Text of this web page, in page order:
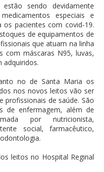
sendo devidamente
especiais e
pacientes com covid-19.
de equipamentos de
que atuam na linha
com máscaras N95, luvas,
adquiridos.
no de Santa Maria os
nos novos leitos vão ser
profissionais de saúde. São
de enfermagem, além de
por nutricionista,
social, farmacêutico,
leitos no Hospital Reginal